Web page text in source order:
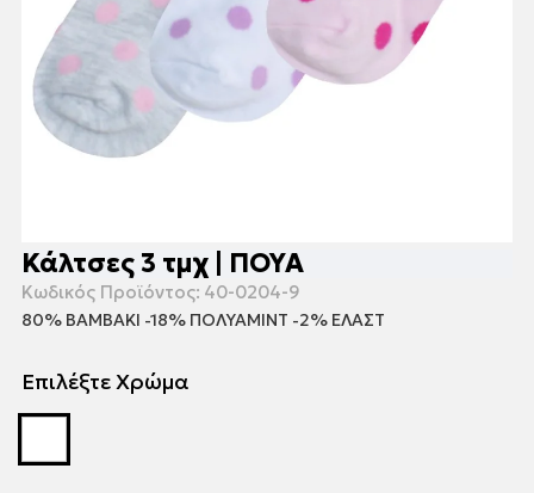
Κάλτσες 3 τμχ | ΠΟΥΑ
Κωδικός Προϊόντος: 40-0204-9
80% ΒΑΜΒΑΚΙ -18% ΠΟΛΥΑΜΙΝΤ -2% ΕΛΑΣΤ
Επιλέξτε Χρώμα